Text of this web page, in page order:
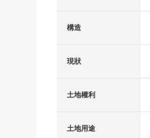
構造
現狀
土地權利
土地用途